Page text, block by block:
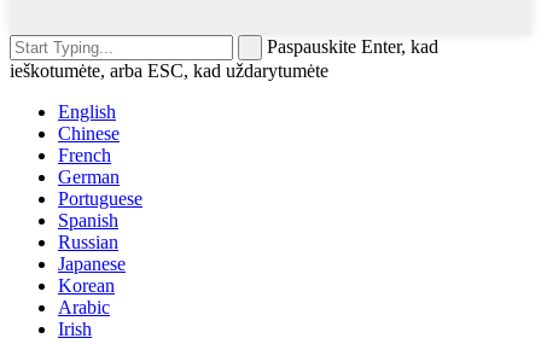
Paspauskite Enter, kad
ieškotumėte, arba ESC, kad uždarytumėte
English
Chinese
French
German
Portuguese
Spanish
Russian
Japanese
Korean
Arabic
Irish